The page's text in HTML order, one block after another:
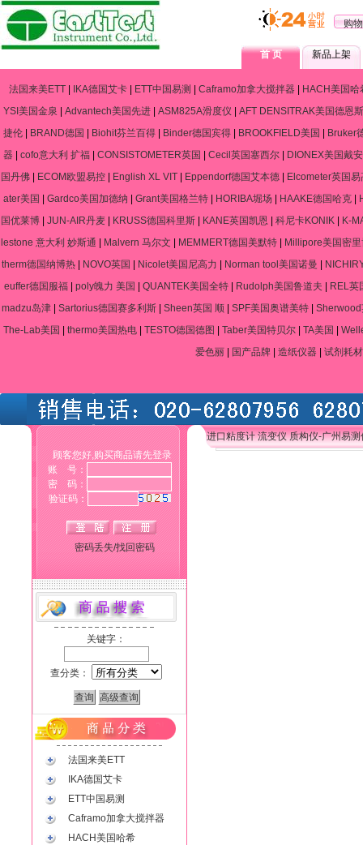
购
首 页 新品上架
法国来美ETT IKA德国艾卡 ETT中国易测 Caframo加拿大搅拌器
HACH美国哈
YSI美国金泉
Advantech美国先进| ASM825A滑度仪
AFT DENSITRAK美国德恩斯
捷伦| BRAND德国 Biohit芬兰百得| Binder德国宾得| BROOKFIELD美国
Bruker
器| cofo意大利 扩福| CONSISTOMETER英国 Cecil英国塞西尔| DIONEX美国戴安
国丹佛| ECOM欧盟易控| English XL VIT| Eppendorf德国艾本德|
Elcometer英国易
ater美国
Gardco美国加德纳 Grant美国格兰特| HORIBA堀场 HAAKE德国哈克|
国优莱博
JUN-AIR丹麦 KRUSS德国科里斯 KANE英国凯恩 科尼卡KONIK
K-
lestone 意大利 妙斯通
Malvern 马尔文 MEMMERT德国美默特
Millipore美国密
therm德国纳博热| NOVO英国 Nicolet美国尼高力 Norman tool美国诺曼
euffer德国服福| poly魄力 美国 QUANTEK美国全特| Rudolph美国鲁道夫
REL英
madzu岛津
Sartorius德国赛多利斯 Sheen英国 顺 SPF美国奥谱美特
The-Lab美国
thermo美国热电| TESTO德国德图 Taber美国特贝尔| TA美国
爱色丽| 国产品牌| 造纸仪器| 试剂耗材
顾客您好,购买商品请先登录
账 号：
密 码：
验证码：
密码丢失/找回密码
关键字：
查分类：
法国来美ETT
IKA德国艾卡
ETT中国易测
Caframo加拿大搅拌器
HACH美国哈希
进口粘度计 流变仪 质构仪-广州易